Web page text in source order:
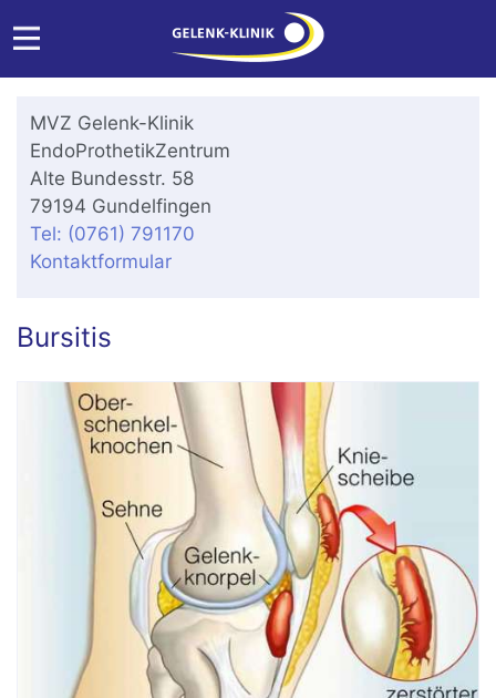
MVZ Gelenk-Klinik
EndoProthetikZentrum
Alte Bundesstr. 58
79194 Gundelfingen
Tel: (0761) 791170
Kontaktformular
Bursitis